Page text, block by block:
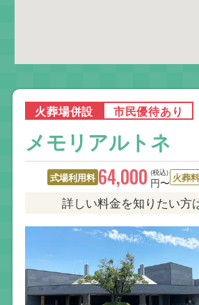
火葬場併設 市民優待あり
メモリアルトネ
式場利用料 (税込)
64,000 円〜 火葬
詳しい料金を知りたい方